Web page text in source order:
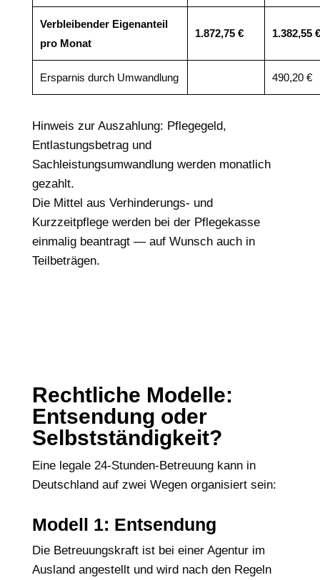
Verbleibender Eigenanteil
pro Monat
1.872,75 € 1.382,55 €
Ersparnis durch Umwandlung 490,20 €
Hinweis zur Auszahlung: Pflegegeld,
Entlastungsbetrag und
Sachleistungsumwandlung werden monatlich
gezahlt.
Die Mittel aus Verhinderungs- und
Kurzzeitpflege werden bei der Pflegekasse
einmalig beantragt — auf Wunsch auch in
Teilbeträgen.
Rechtliche Modelle:
Entsendung oder
Selbstständigkeit?
Eine legale 24-Stunden-Betreuung kann in
Deutschland auf zwei Wegen organisiert sein:
Modell 1: Entsendung
Die Betreuungskraft ist bei einer Agentur im
Ausland angestellt und wird nach den Regeln